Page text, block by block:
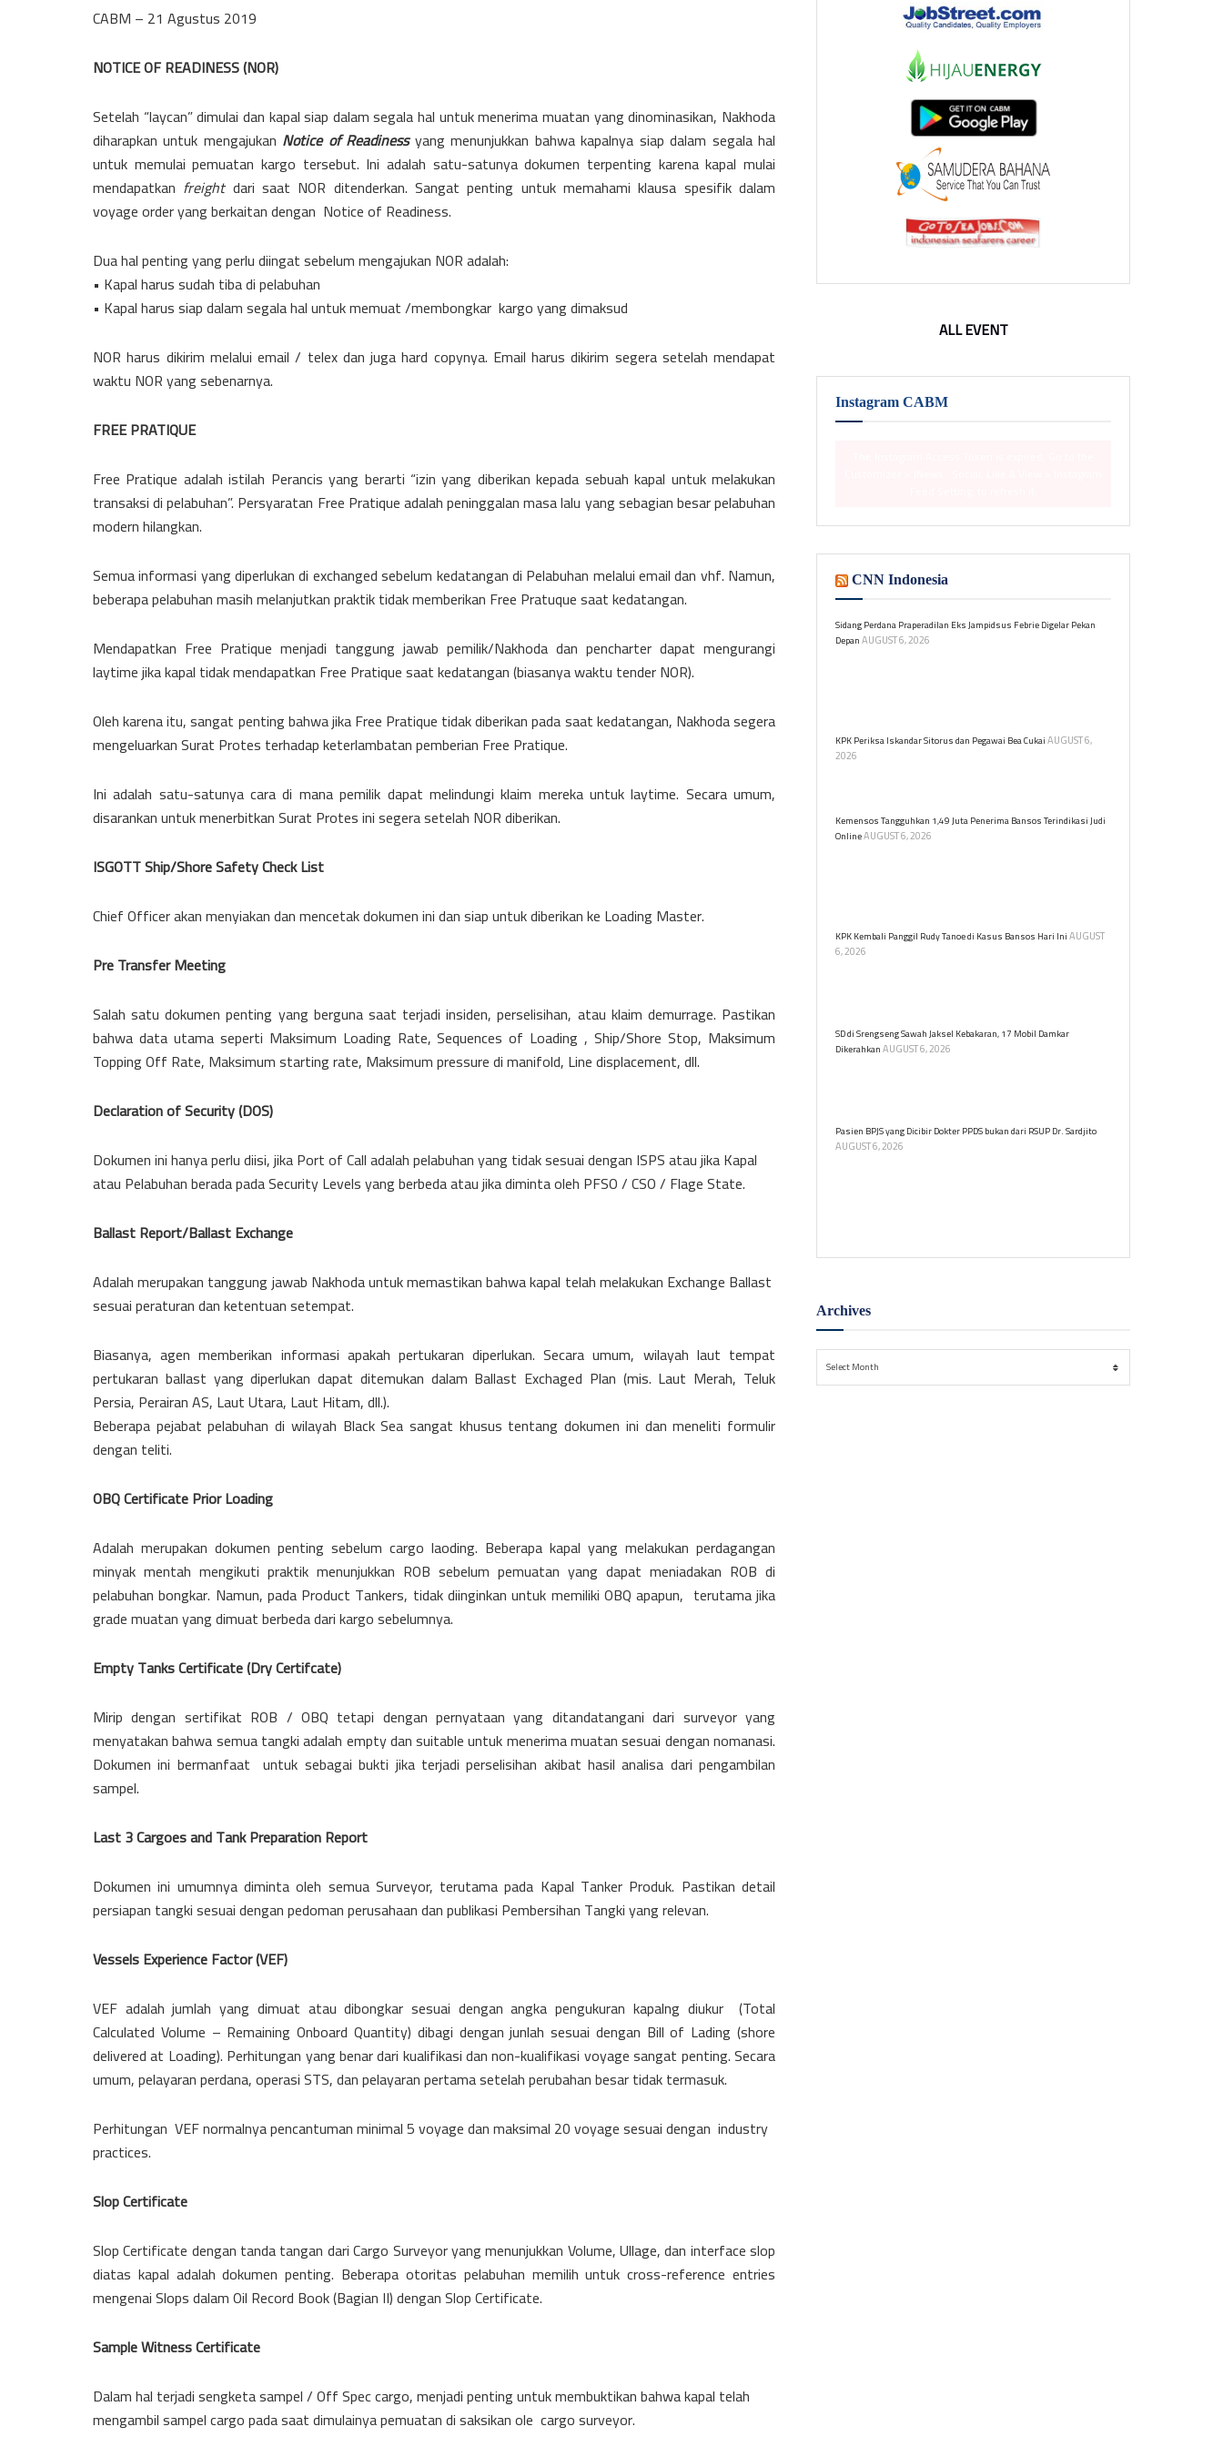
CABM – 21 Agustus 2019
NOTICE OF READINESS (NOR)
Setelah “laycan” dimulai dan kapal siap dalam segala hal untuk menerima muatan yang dinominasikan, Nakhoda
diharapkan untuk mengajukan Notice of Readiness yang menunjukkan bahwa kapalnya siap dalam segala hal
untuk memulai pemuatan kargo tersebut. Ini adalah satu-satunya dokumen terpenting karena kapal mulai
mendapatkan freightdari saat NOR ditenderkan. Sangat penting untuk memahami klausa spesifik dalam
voyage order yang berkaitan dengan Notice of Readiness.
Dua hal penting yang perlu diingat sebelum mengajukan NOR adalah:
• Kapal harus sudah tiba di pelabuhan
• Kapal harus siap dalam segala hal untuk memuat /membongkar kargo yang dimaksud
NOR harus dikirim melalui email / telex dan juga hard copynya. Email harus dikirim segera setelah mendapat
waktu NOR yang sebenarnya.
FREE PRATIQUE
Free Pratique adalah istilah Perancis yang berarti “izin yang diberikan kepada sebuah kapal untuk melakukan
transaksi di pelabuhan”. Persyaratan Free Pratique adalah peninggalan masa lalu yang sebagian besar pelabuhan
modern hilangkan.
Semua informasi yang diperlukan di exchanged sebelum kedatangan di Pelabuhan melalui email dan vhf. Namun,
beberapa pelabuhan masih melanjutkan praktik tidak memberikan Free Pratuque saat kedatangan.
Mendapatkan Free Pratique menjadi tanggung jawab pemilik/Nakhoda dan pencharter dapat mengurangi
laytime jika kapal tidak mendapatkan Free Pratique saat kedatangan (biasanya waktu tender NOR).
Oleh karena itu, sangat penting bahwa jika Free Pratique tidak diberikan pada saat kedatangan, Nakhoda segera
mengeluarkan Surat Protes terhadap keterlambatan pemberian Free Pratique.
Ini adalah satu-satunya cara di mana pemilik dapat melindungi klaim mereka untuk laytime. Secara umum,
disarankan untuk menerbitkan Surat Protes ini segera setelah NOR diberikan.
ISGOTT Ship/Shore Safety Check List
Chief Officer akan menyiakan dan mencetak dokumen ini dan siap untuk diberikan ke Loading Master.
Pre Transfer Meeting
Salah satu dokumen penting yang berguna saat terjadi insiden, perselisihan, atau klaim demurrage. Pastikan
bahwa data utama seperti Maksimum Loading Rate, Sequences of Loading , Ship/Shore Stop, Maksimum
Topping Off Rate, Maksimum starting rate, Maksimum pressure di manifold, Line displacement, dll.
Declaration of Security (DOS)
Dokumen ini hanya perlu diisi, jika Port of Call adalah pelabuhan yang tidak sesuai dengan ISPS atau jika Kapal
atau Pelabuhan berada pada Security Levels yang berbeda atau jika diminta oleh PFSO / CSO / Flage State.
Ballast Report/Ballast Exchange
Adalah merupakan tanggung jawab Nakhoda untuk memastikan bahwa kapal telah melakukan Exchange Ballast
sesuai peraturan dan ketentuan setempat.
Biasanya, agen memberikan informasi apakah pertukaran diperlukan. Secara umum, wilayah laut tempat
pertukaran ballast yang diperlukan dapat ditemukan dalam Ballast Exchaged Plan (mis. Laut Merah, Teluk
Persia, Perairan AS, Laut Utara, Laut Hitam, dll.).
Beberapa pejabat pelabuhan di wilayah Black Sea sangat khusus tentang dokumen ini dan meneliti formulir
dengan teliti.
OBQ Certificate Prior Loading
Adalah merupakan dokumen penting sebelum cargo laoding. Beberapa kapal yang melakukan perdagangan
minyak mentah mengikuti praktik menunjukkan ROB sebelum pemuatan yang dapat meniadakan ROB di
pelabuhan bongkar. Namun, pada Product Tankers, tidak diinginkan untuk memiliki OBQ apapun, terutama jika
grade muatan yang dimuat berbeda dari kargo sebelumnya.
Empty Tanks Certificate (Dry Certifcate)
Mirip dengan sertifikat ROB / OBQ tetapi dengan pernyataan yang ditandatangani dari surveyor yang
menyatakan bahwa semua tangki adalah empty dan suitable untuk menerima muatan sesuai dengan nomanasi.
Dokumen ini bermanfaat untuk sebagai bukti jika terjadi perselisihan akibat hasil analisa dari pengambilan
sampel.
Last 3 Cargoes and Tank Preparation Report
Dokumen ini umumnya diminta oleh semua Surveyor, terutama pada Kapal Tanker Produk. Pastikan detail
persiapan tangki sesuai dengan pedoman perusahaan dan publikasi Pembersihan Tangki yang relevan.
Vessels Experience Factor (VEF)
VEF adalah jumlah yang dimuat atau dibongkar sesuai dengan angka pengukuran kapalng diukur (Total
Calculated Volume – Remaining Onboard Quantity) dibagi dengan junlah sesuai dengan Bill of Lading (shore
delivered at Loading). Perhitungan yang benar dari kualifikasi dan non-kualifikasi voyage sangat penting. Secara
umum, pelayaran perdana, operasi STS, dan pelayaran pertama setelah perubahan besar tidak termasuk.
Perhitungan VEF normalnya pencantuman minimal 5 voyage dan maksimal 20 voyage sesuai dengan industry
practices.
Slop Certificate
Slop Certificate dengan tanda tangan dari Cargo Surveyor yang menunjukkan Volume, Ullage, dan interface slop
diatas kapal adalah dokumen penting. Beberapa otoritas pelabuhan memilih untuk cross-reference entries
mengenai Slops dalam Oil Record Book (Bagian II) dengan Slop Certificate.
Sample Witness Certificate
Dalam hal terjadi sengketa sampel / Off Spec cargo, menjadi penting untuk membuktikan bahwa kapal telah
mengambil sampel cargo pada saat dimulainya pemuatan di saksikan ole cargo surveyor.
ALL EVENT
Instagram CABM
CNN Indonesia
Sidang Perdana Praperadilan Eks Jampidsus Febrie Digelar Pekan
DepanAUGUST 6, 2026
KPK Periksa Iskandar Sitorus dan Pegawai Bea CukaiAUGUST 6,
2026
Kemensos Tangguhkan 1,49 Juta Penerima Bansos Terindikasi Judi
OnlineAUGUST 6, 2026
KPK Kembali Panggil Rudy Tanoe di Kasus Bansos Hari IniAUGUST
6, 2026
SD di Srengseng Sawah Jaksel Kebakaran, 17 Mobil Damkar
DikerahkanAUGUST 6, 2026
Pasien BPJS yang Dicibir Dokter PPDS bukan dari RSUP Dr. Sardjito
AUGUST 6, 2026
Archives
Archives
Select Month